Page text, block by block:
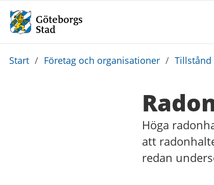
Du
Start / Företag och organisationer / Tillstånd
Höga
att
redan